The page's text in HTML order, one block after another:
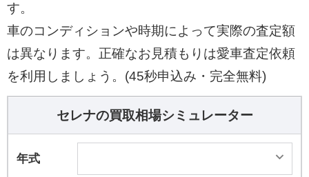
す。
車のコンディションや時期によって実際の査定額
は異なります。正確なお見積もりは愛車査定依頼
を利用しましょう。(45秒申込み・完全無料)
セレナの買取相場シミュレーター
年式